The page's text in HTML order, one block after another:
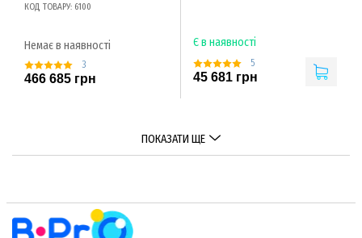
КОД ТОВАРУ: 6100
Немає в наявності
3
466 685 грн
Є в наявності
5
45 681 грн
ПОКАЗАТИ ЩЕ